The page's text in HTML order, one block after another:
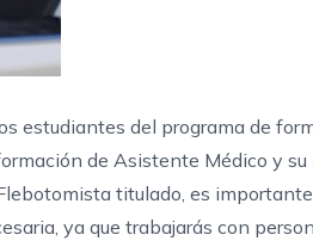
estudiantes del programa de
de Asistente Médico y su
titulado, es
ya que trabajarás con